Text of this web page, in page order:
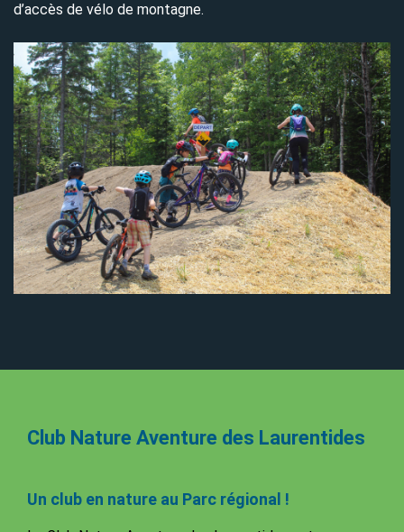
d’accès de vélo de montagne.
Club Nature Aventure des Laurentides
Un club en nature au Parc régional !